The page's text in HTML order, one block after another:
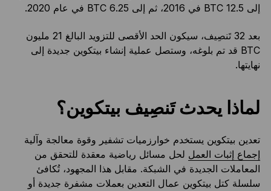
إلى 12.5 BTC في 2016، ثم إلى 6.25 BTC في عام 2020.
بعد 32 تَنصِيف، سيكون الحد الأقصى للتزويد البالغ 21 مليون
BTC قد تم بلوغه، وستصل عملية إنشاء بيتكوين جديدة إلى
نهايتها.
لماذا يحدث تَنصِيف بيتكوين؟
تعدين بيتكوين يستخدم خوارزميات تشفير وقوة معالجة وآلية
إجماع إثبات العمل لحل مسائل رياضية معقدة للتحقق من
المعاملات الجديدة في الشبكة. مقابل هذا المجهود، تُكافئ
سلسلة كتل بيتكوين عمال التعدين بعملات مشفرة جديدة أو